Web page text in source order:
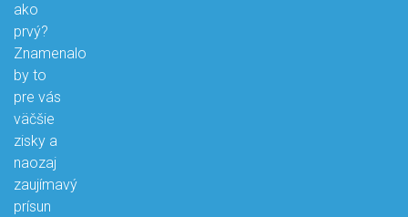
ako
prvý?
Znamenalo
by to
pre vás
väčšie
zisky a
naozaj
zaujímavý
prísun